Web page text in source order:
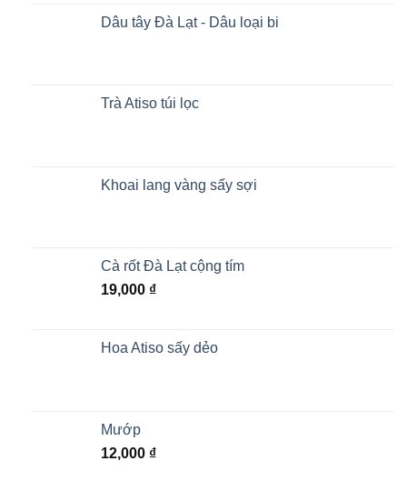
Dâu tây Đà Lạt - Dâu loại bi
Trà Atiso túi lọc
Khoai lang vàng sấy sợi
Cà rốt Đà Lạt cộng tím
19,000 ₫
Hoa Atiso sấy dẻo
Mướp
12,000 ₫